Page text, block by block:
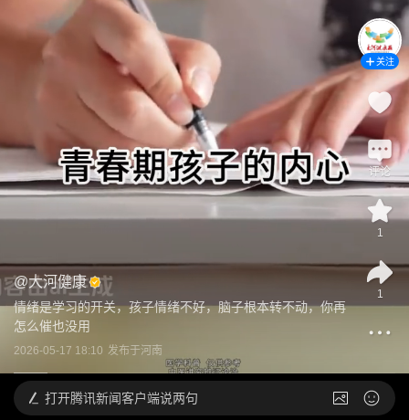
@大河健康
情绪是学习的开关，孩子情绪不好，脑子根本转不动，你再
怎么催也没用
2026-05-17 18:10 发布于河南
关注
评论
1
1
打开腾讯新闻客户端说两句